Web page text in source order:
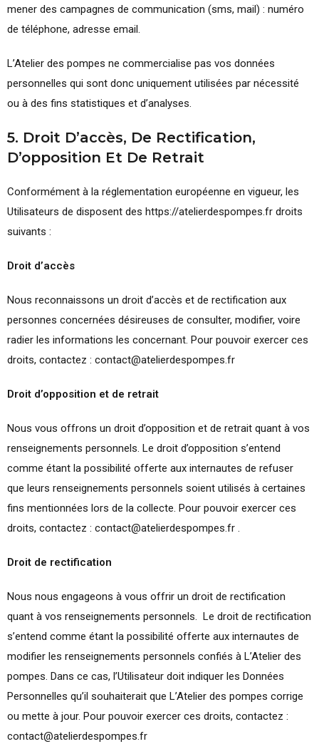
mener des campagnes de communication (sms, mail) : numéro
de téléphone, adresse email.
L’Atelier des pompes ne commercialise pas vos données
personnelles qui sont donc uniquement utilisées par nécessité
ou à des fins statistiques et d’analyses.
5. Droit D’accès, De Rectification,
D’opposition Et De Retrait
Conformément à la réglementation européenne en vigueur, les
Utilisateurs de disposent des https://atelierdespompes.fr droits
suivants :
Droit d’accès
Nous reconnaissons un droit d’accès et de rectification aux
personnes concernées désireuses de consulter, modifier, voire
radier les informations les concernant. Pour pouvoir exercer ces
droits, contactez : contact@atelierdespompes.fr
Droit d’opposition et de retrait
Nous vous offrons un droit d’opposition et de retrait quant à vos
renseignements personnels. Le droit d’opposition s’entend
comme étant la possibilité offerte aux internautes de refuser
que leurs renseignements personnels soient utilisés à certaines
fins mentionnées lors de la collecte. Pour pouvoir exercer ces
droits, contactez : contact@atelierdespompes.fr .
Droit de rectification
Nous nous engageons à vous offrir un droit de rectification
quant à vos renseignements personnels. Le droit de rectification
s’entend comme étant la possibilité offerte aux internautes de
modifier les renseignements personnels confiés à L’Atelier des
pompes. Dans ce cas, l’Utilisateur doit indiquer les Données
Personnelles qu’il souhaiterait que L’Atelier des pompes corrige
ou mette à jour. Pour pouvoir exercer ces droits, contactez :
contact@atelierdespompes.fr